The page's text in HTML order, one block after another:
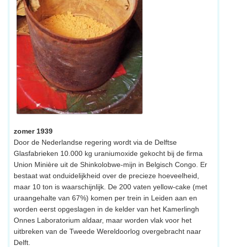
zomer 1939
Door de Nederlandse regering wordt via de Delftse
Glasfabrieken 10.000 kg uraniumoxide gekocht bij de firma
Union Minière uit de Shinkolobwe-mijn in Belgisch Congo. Er
bestaat wat onduidelijkheid over de precieze hoeveelheid,
maar 10 ton is waarschijnlijk. De 200 vaten yellow-cake (met
uraangehalte van 67%) komen per trein in Leiden aan en
worden eerst opgeslagen in de kelder van het Kamerlingh
Onnes Laboratorium aldaar, maar worden vlak voor het
uitbreken van de Tweede Wereldoorlog overgebracht naar
Delft.